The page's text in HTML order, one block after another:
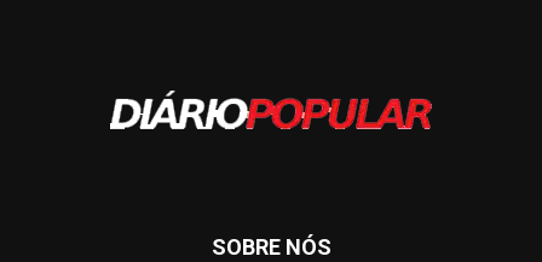
SOBRE NÓS